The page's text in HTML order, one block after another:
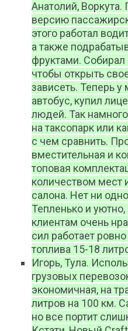
Анатолий,
версию
этого работал
а также
фруктами. Собирал
чтобы открыть
зависеть. Теперь
автобус, купил
людей. Так
на таксопарк или
с чем сравнить.
вместительная и
топовая
количеством мест
салона. Нет ни
Тепленько и
клиентам очень
сил работает
топлива 15-18
Игорь, Тула.
грузовых
экономичная, на
литров на 100 км.
но все портит